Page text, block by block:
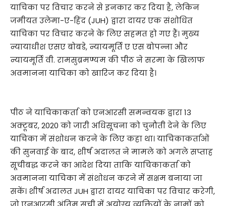
याचिका पर विचार करने से इनकार कर दिया है, लेकिन
जमीयत उलेमा-ए-हिंद (JUH) द्वारा दायर एक संशोधित
याचिका पर विचार करने के लिए सहमत हो गए हैं। मुख्य
न्यायाधीश एसए बोबडे, न्यायमूर्ति ए एस बोपन्ना और
न्यायमूर्ति वी. रामसुब्रमण्यम की पीठ ने सरमा के खिलाफ
अवमानना याचिका को खारिज कर दिया है।
पीठ ने याचिकाकर्ता को एनआरसी समन्वयक द्वारा 13
अक्टूबर, 2020 को जारी अधिसूचना को चुनौती देने के लिए
याचिका में संशोधन करने के लिए कहा था। याचिकाकर्ताओं
की सुनवाई के बाद, शीर्ष अदालत ने मामले को अगले सप्ताह
सूचीबद्ध करने का आदेश दिया ताकि याचिकाकर्ता को
अवमानना याचिका में संशोधन करने में सक्षम बनाया जा
सकें। शीर्ष अदालत JUH द्वारा दायर याचिका पर विचार करेगी,